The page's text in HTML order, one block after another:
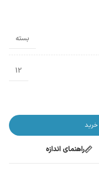
بسته
12
راهنمای اندازه